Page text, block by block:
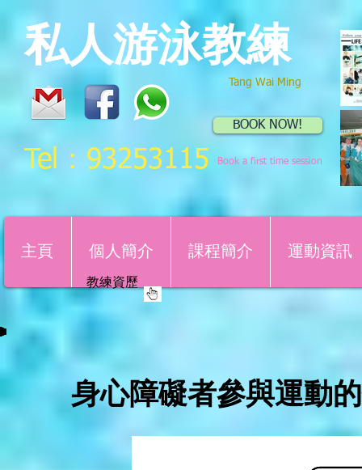
私人游泳教練
Tang Wai Ming
Book a first time session
BOOK NOW!
Tel：93253115
主頁 個人簡介 課程簡介 運動資訊
​教練資歷
身心障礙者參與運動